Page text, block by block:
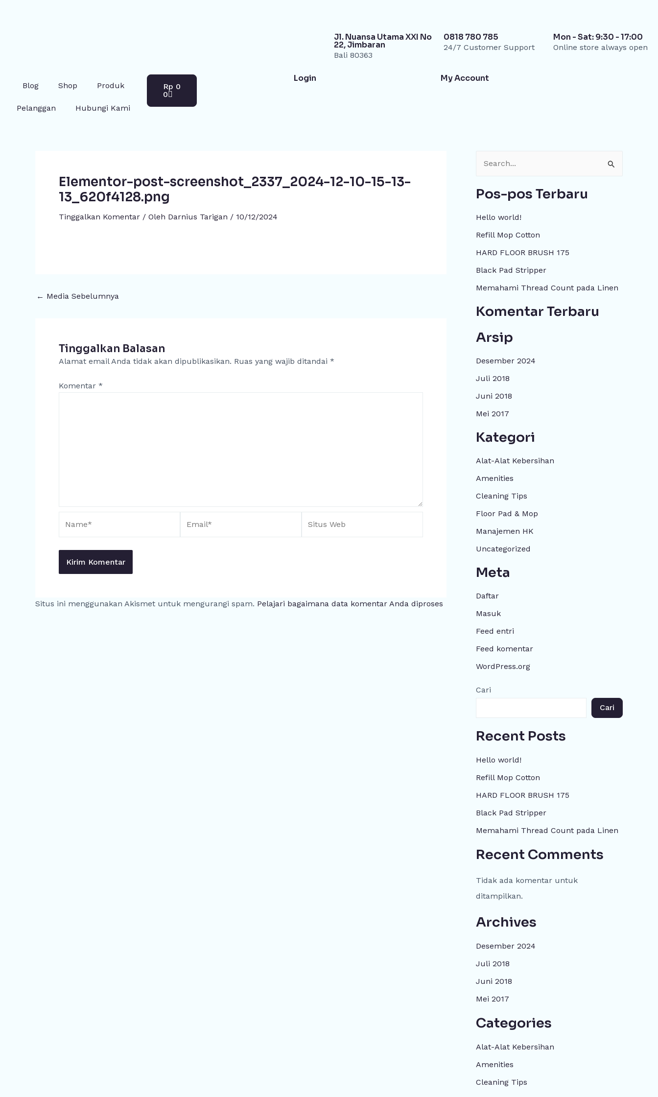
Jl. Nuansa Utama XXI No
22, Jimbaran
Bali 80363
0818 780 785
24/7 Customer Support
Mon - Sat: 9:30 - 17:00
Online store always open
Blog Shop Produk
Pelanggan Hubungi Kami
Rp 0
0
Cart Login My Account
Elementor-post-screenshot_2337_2024-12-10-15-13-
13_620f4128.png
Tinggalkan Komentar / Oleh Darnius Tarigan / 10/12/2024
← Media Sebelumnya
Tinggalkan Balasan
Alamat email Anda tidak akan dipublikasikan. Ruas yang wajib ditandai *
Komentar *
Web
Situs ini menggunakan Akismet untuk mengurangi spam. Pelajari bagaimana data komentar Anda diproses
r
i
u
k
:
Pos-pos Terbaru
Hello world!
Refill Mop Cotton
HARD FLOOR BRUSH 175
Black Pad Stripper
Memahami Thread Count pada Linen
Komentar Terbaru
Arsip
Desember 2024
Juli 2018
Juni 2018
Mei 2017
Kategori
Alat-Alat Kebersihan
Amenities
Cleaning Tips
Floor Pad & Mop
Manajemen HK
Uncategorized
Meta
Daftar
Masuk
Feed entri
Feed komentar
WordPress.org
Cari
Cari
Recent Posts
Hello world!
Refill Mop Cotton
HARD FLOOR BRUSH 175
Black Pad Stripper
Memahami Thread Count pada Linen
Recent Comments
Tidak ada komentar untuk
ditampilkan.
Archives
Desember 2024
Juli 2018
Juni 2018
Mei 2017
Categories
Alat-Alat Kebersihan
Amenities
Cleaning Tips